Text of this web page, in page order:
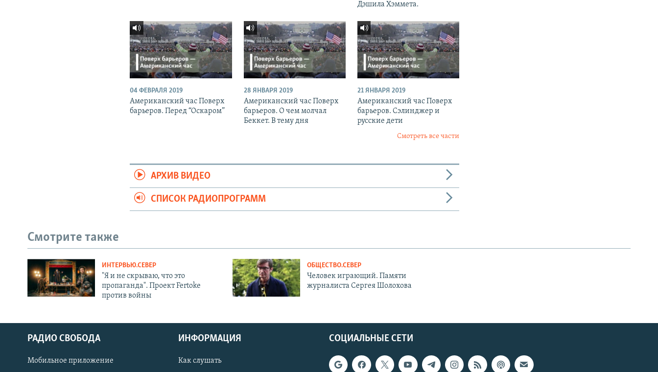
СОЦИАЛЬНЫЕ СЕТИ
Дэшила Хэммета.
04 ФЕВРАЛЯ 2019
Американский час Поверх
барьеров. Перед “Оскаром”
28 ЯНВАРЯ 2019
Американский час Поверх
барьеров. О чем молчал
Беккет. В тему дня
21 ЯНВАРЯ 2019
Американский час Поверх
барьеров. Сэлинджер и
русские дети
Смотреть все части
АРХИВ ВИДЕО
СПИСОК РАДИОПРОГРАММ
Смотрите также
ИНТЕРВЬЮ.СЕВЕР
"Я и не скрываю, что это
пропаганда". Проект Fertoke
против войны
ОБЩЕСТВО.СЕВЕР
Человек играющий. Памяти
журналиста Сергея Шолохова
СОЦИАЛЬНЫЕ СЕТИ
РАДИО СВОБОДА
Мобильное приложение
ИНФОРМАЦИЯ
Как слушать